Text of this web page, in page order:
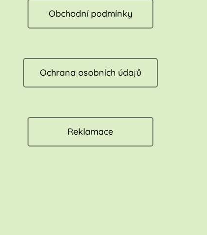
Obchodní podmínky
Ochrana osobních údajů
Reklamace